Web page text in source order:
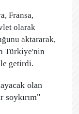
Fransa,
olarak
aktararak,
Türkiye'nin
getirdi.
olan
soykırım"